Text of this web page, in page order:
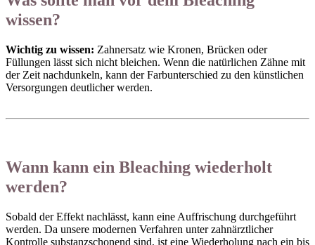
wissen?
Wichtig zu wissen: Zahnersatz wie Kronen, Brücken oder
Füllungen lässt sich nicht bleichen. Wenn die natürlichen Zähne mit
der Zeit nachdunkeln, kann der Farbunterschied zu den künstlichen
Versorgungen deutlicher werden.
Wann kann ein Bleaching wiederholt
werden?
Sobald der Effekt nachlässt, kann eine Auffrischung durchgeführt
werden. Da unsere modernen Verfahren unter zahnärztlicher
Kontrolle substanzschonend sind, ist eine Wiederholung nach ein bis